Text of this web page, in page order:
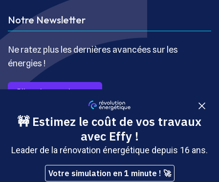
Notre Newsletter
Ne ratez plus les dernières avancées sur les
énergies !
S’inscrire gratuitement
Copyright © Révolution Énergétique - Tous droits réservés
- Site édité par Saabre SAS, une société du groupe
Brakson